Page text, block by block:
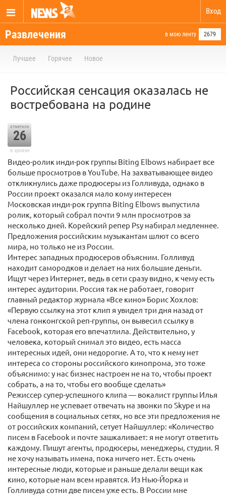
Вход
Развлечения в мою ленту 2679
Лучшее Горячее Новое
Российская сенсация оказалась не
востребована на родине
отметили
26
в архиве
Видео-ролик инди-рок группы Biting Elbows набирает все
больше просмотров в YouTube. На захватывающее видео
откликнулись даже продюсеры из Голливуда, однако в
России проект оказался мало кому интересен
Московская инди-рок группа Biting Elbows выпустила
ролик, который собрал почти 9 млн просмотров за
несколько дней. Корейский репер Psy набирал медленнее.
Предложения российским музыкантам шлют со всего
мира, но только не из России.
Интерес западных продюсеров объясним. Голливуд
находит самородков и делает на них большие деньги.
Ищут через Интернет, ведь в сети сразу видно, к чему есть
интерес аудитории. Россия так не работает, говорит
главный редактор журнала «Все кино» Борис Хохлов:
«Первую ссылку на этот клип я увидел три дня назад от
члена гонконгской реп-группы, он вывесил ссылку в
Facebook, которая его впечатлила. Действительно, у
человека, который снимал это видео, есть масса
интересных идей, они недорогие. А то, что к нему нет
интереса со стороны российского кинопрома, это тоже
объяснимо: у нас бизнес настроен не на то, чтобы проект
собрать, а на то, чтобы его вообще сделать»
Режиссер супер-успешного клипа — вокалист группы Илья
Найшуллер не успевает отвечать на звонки по Skype и на
сообщения в социальных сетях, но все эти предложения не
от российских компаний, сетует Найшуллер: «Количество
писем в Facebook и почте зашкаливает: я не могут ответить
каждому. Пишут агенты, продюсеры, менеджеры, студии. Я
не хочу называть имена, пока ничего нет. Есть очень
интересные люди, которые и раньше делали вещи как
кино, которые нам всем нравятся. Из Нью-Йорка и
Голливуда сотни две писем уже есть. В России мне